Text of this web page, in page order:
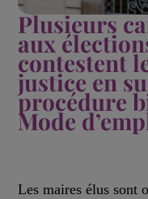
Plusieurs
aux
contestent
justice en
procédure
Mode
Les maires élus sont